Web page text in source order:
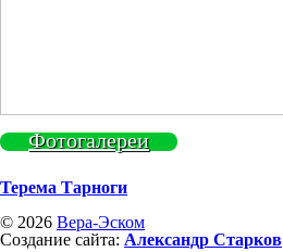
Фотогалереи
Терема Тарноги
© 2026 Вера-Эском
Создание сайта: Александр Старков